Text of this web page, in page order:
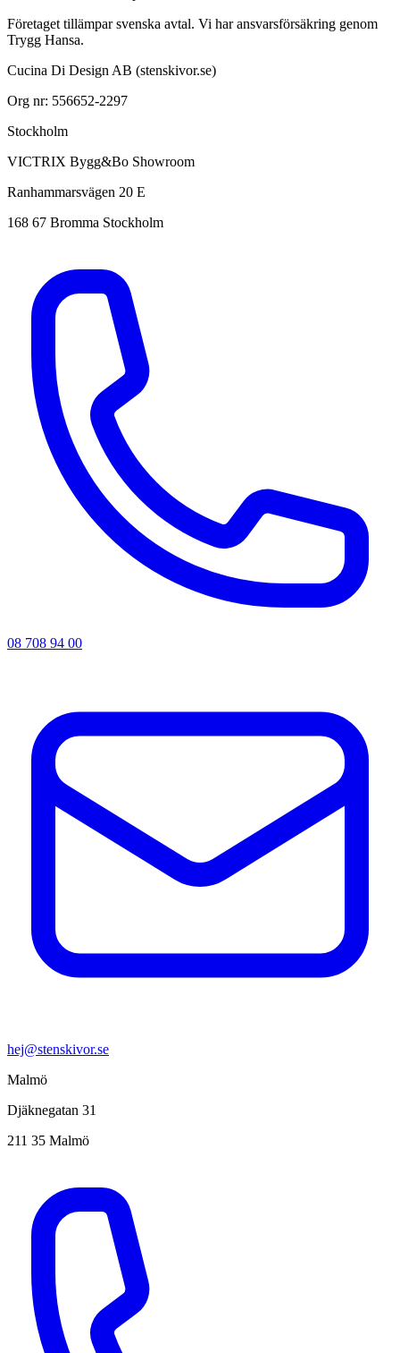
Företaget tillämpar svenska avtal. Vi har ansvarsförsäkring genom
Trygg Hansa.
Cucina Di Design AB (stenskivor.se)
Org nr: 556652-2297
Stockholm
VICTRIX Bygg&Bo Showroom
Ranhammarsvägen 20 E
168 67 Bromma Stockholm
08 708 94 00
hej@stenskivor.se
Malmö
Djäknegatan 31
211 35 Malmö